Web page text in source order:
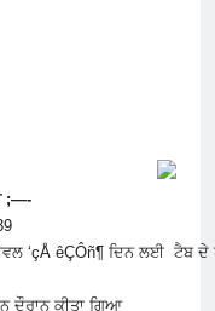
;—-
‘çÅ êÇÔñ¶ ਦਿਨ ਲਈ ਟੈਬ
ਦੌਰਾਨ ਕੀਤਾ ਗਿਆ